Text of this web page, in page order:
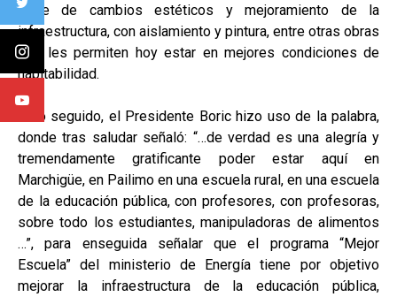
serie de cambios estéticos y mejoramiento de la
infraestructura, con aislamiento y pintura, entre otras obras
que les permiten hoy estar en mejores condiciones de
habitabilidad.
Acto seguido, el Presidente Boric hizo uso de la palabra,
donde tras saludar señaló: “…de verdad es una alegría y
tremendamente gratificante poder estar aquí en
Marchigüe, en Pailimo en una escuela rural, en una escuela
de la educación pública, con profesores, con profesoras,
sobre todo los estudiantes, manipuladoras de alimentos
…”, para enseguida señalar que el programa “Mejor
Escuela” del ministerio de Energía tiene por objetivo
mejorar la infraestructura de la educación pública,